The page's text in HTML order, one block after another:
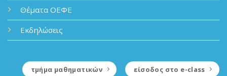
Θέματα ΟΕΦΕ
Εκδηλώσεις
τμήμα μαθηματικών είσοδος στο e-class